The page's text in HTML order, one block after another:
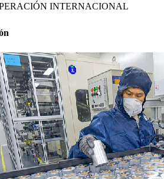
INTERNACIONAL